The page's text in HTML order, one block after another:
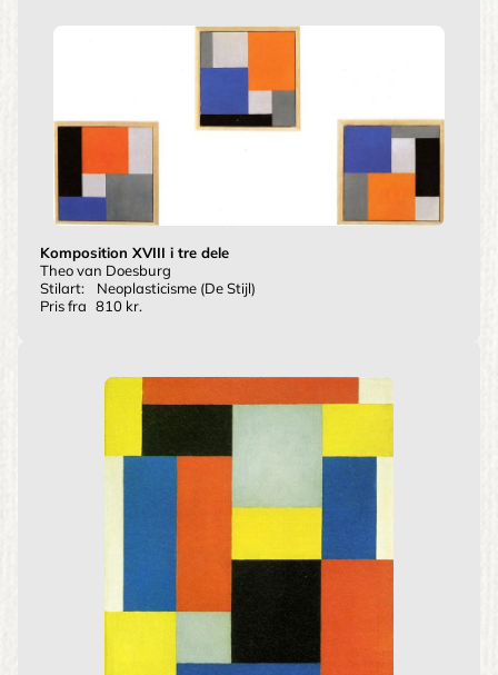
Komposition XVIII i tre dele
Theo van Doesburg
Stilart:
Neoplasticisme (De Stijl)
Pris fra 810 kr.